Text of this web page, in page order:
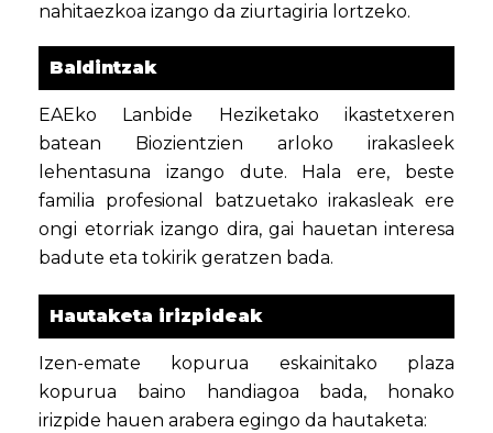
nahitaezkoa izango da ziurtagiria lortzeko.
Baldintzak
EAEko Lanbide Heziketako ikastetxeren
batean Biozientzien arloko irakasleek
lehentasuna izango dute. Hala ere, beste
familia profesional batzuetako irakasleak ere
ongi etorriak izango dira, gai hauetan interesa
badute eta tokirik geratzen bada.
Hautaketa irizpideak
Izen-emate kopurua eskainitako plaza
kopurua baino handiagoa bada, honako
irizpide hauen arabera egingo da hautaketa: